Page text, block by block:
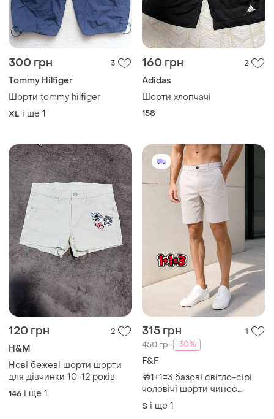
300 грн 3
Tommy Hilfiger
Шорти tommy hilfiger
XL і ще 1
160 грн 2
Adidas
Шорти хлопчачі
158
120 грн 2
H&M
Нові бежеві шорти шорти
для дівчинки 10-12 років
146 і ще 1
315 грн 1
450 грн -30%
F&F
🎁1+1=3 базові світло-сірі
чоловічі шорти чинос
бавовна f&f, розмір 44 - 46
S і ще 1